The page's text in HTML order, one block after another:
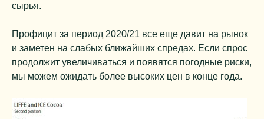
сырья.
Профицит за период 2020/21 все еще давит на рынок
и заметен на слабых ближайших спредах. Если спрос
продолжит увеличиваться и появятся погодные риски,
мы можем ожидать более высоких цен в конце года.